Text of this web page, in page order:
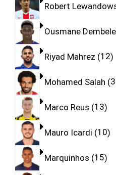
Robert
Ousmane Dembele
Riyad Mahrez 12
Mohamed Salah
Marco Reus 13
Mauro Icardi 10
Marquinhos 15